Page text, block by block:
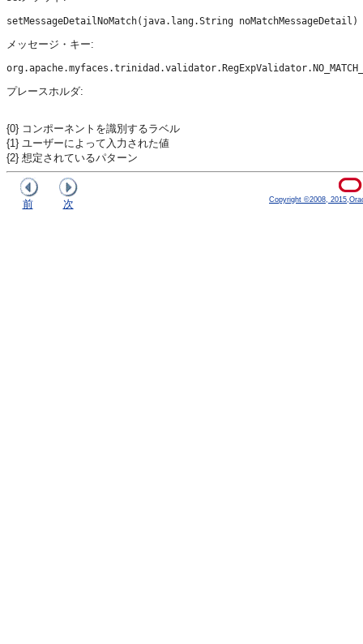
メッセージ・キー:
プレースホルダ:
{0} コンポーネントを識別するラベル
{1} ユーザーによって入力された値
{2} 想定されているパターン
前 次 Copyright ©2008,